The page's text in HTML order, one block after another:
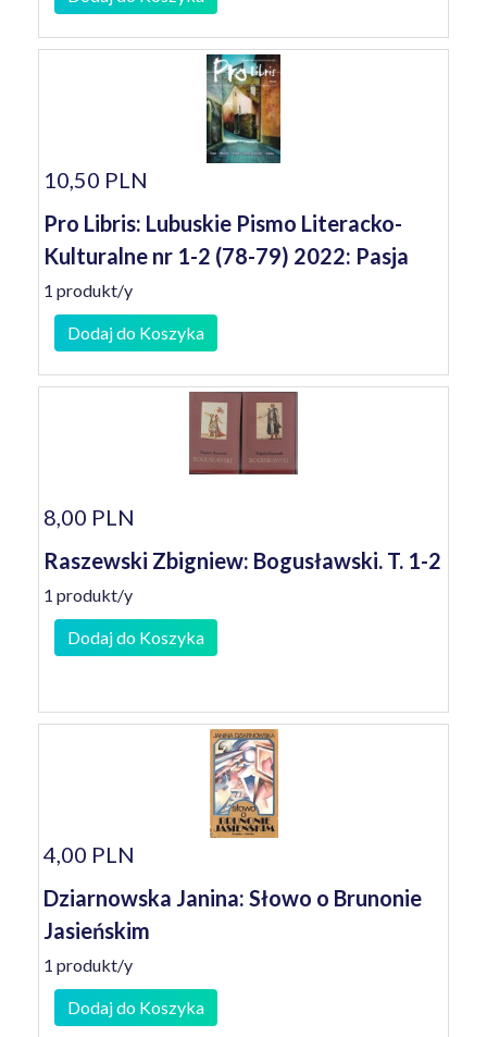
10,50 PLN
Pro Libris: Lubuskie Pismo Literacko-
Kulturalne nr 1-2 (78-79) 2022: Pasja
1 produkt/y
Dodaj do Koszyka
8,00 PLN
Raszewski Zbigniew: Bogusławski. T. 1-2
1 produkt/y
Dodaj do Koszyka
4,00 PLN
Dziarnowska Janina: Słowo o Brunonie
Jasieńskim
1 produkt/y
Dodaj do Koszyka